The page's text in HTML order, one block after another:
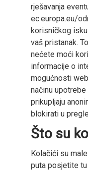
rješavanja
ec.europa.eu/
korisničkog
vaš pristanak.
nećete moći
informacije o
mogućnosti
načinu
prikupljaju
blokirati u
Što su
Kolačići su
puta posjetite